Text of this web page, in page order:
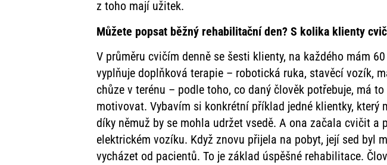
z toho mají užitek.
Můžete popsat běžný rehabilitační den? S kolika klienty
V průměru cvičím denně se šesti klienty, na každého mám
vyplňuje doplňková terapie – robotická ruka, stavěcí vozík,
chůze v terénu – podle toho, co daný člověk potřebuje, má
motivovat. Vybavím si konkrétní příklad jedné klientky,
díky němuž by se mohla udržet vsedě. A ona začala cvičit
elektrickém vozíku. Když znovu přijela na pobyt, její sed
vycházet od pacientů. To je základ úspěšné rehabilitace.